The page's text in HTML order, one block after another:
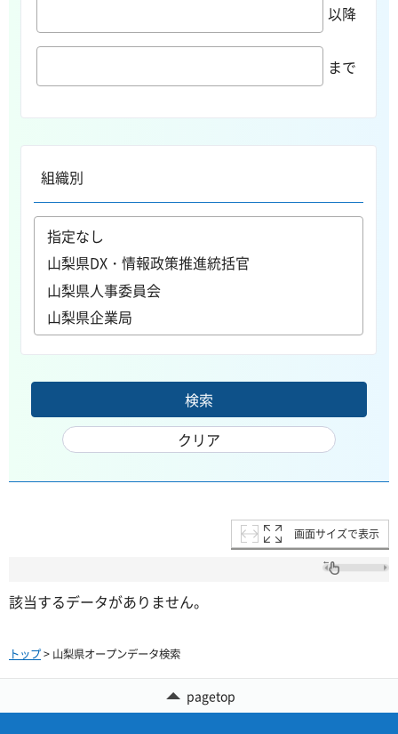
以降
まで
組織別
画面サイズで表示
該当するデータがありません。
トップ> 山梨県オープンデータ検索
pagetop